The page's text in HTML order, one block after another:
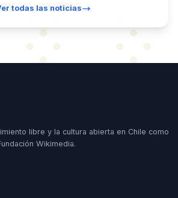
todas las noticias
libre y la cultura abierta en Chile como
Wikimedia.